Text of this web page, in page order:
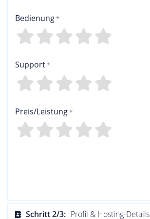
Bedienung
1
2
3
4
Support
1
2
3
4
Preis/Leistung
1
2
3
4
Schritt 2/3: Profil & Hosting-Details